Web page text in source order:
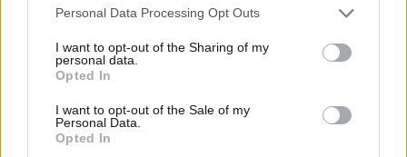
Please note that this website/app uses one or more Google
not limited to your visit or usage behaviour. You may click to
grant or deny consent to Google and its third-party tags to
use your data for below specified purposes in below Google
consent section.
Personal Data Processing Opt Outs
I want to opt-out of the Sharing of my
personal data.
Opted In
I want to opt-out of the Sale of my
Personal Data.
Opted In
Χράντες Κράλοβε στα προκριματικά του
Europa Conference League